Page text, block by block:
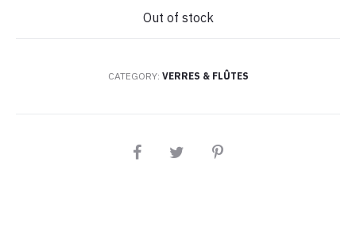
Out of stock
CATEGORY: VERRES & FLÛTES
PARTAGEZ